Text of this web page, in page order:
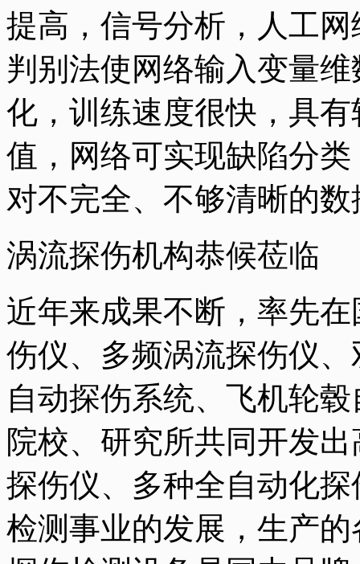
提高，信号分析，人工
判别法使网络输入变量
化，训练速度很快，具
值，网络可实现缺陷分
对不完全、不够清晰的
涡流探伤机构恭候莅临
近年来成果不断，率先
伤仪、多频涡流探伤仪
自动探伤系统、飞机轮
院校、研究所共同开发
探伤仪、多种全自动化
检测事业的发展，生产